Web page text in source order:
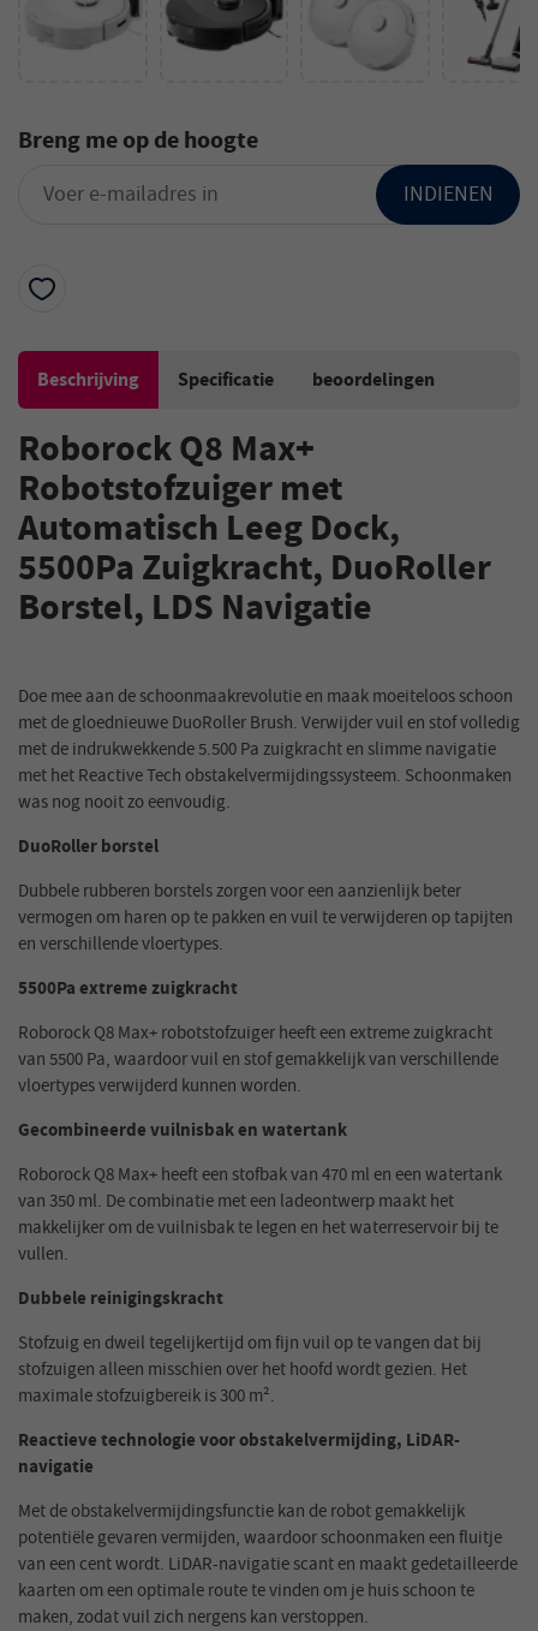
Breng me op de hoogte
INDIENEN
Beschrijving Specificatie beoordelingen
Roborock Q8 Max+
Robotstofzuiger met
Automatisch Leeg Dock,
5500Pa Zuigkracht, DuoRoller
Borstel, LDS Navigatie
Doe mee aan de schoonmaakrevolutie en maak moeiteloos schoon
met de gloednieuwe DuoRoller Brush. Verwijder vuil en stof volledig
met de indrukwekkende 5.500 Pa zuigkracht en slimme navigatie
met het Reactive Tech obstakelvermijdingssysteem. Schoonmaken
was nog nooit zo eenvoudig.
DuoRoller borstel
Dubbele rubberen borstels zorgen voor een aanzienlijk beter
vermogen om haren op te pakken en vuil te verwijderen op tapijten
en verschillende vloertypes.
5500Pa extreme zuigkracht
Roborock Q8 Max+ robotstofzuiger heeft een extreme zuigkracht
van 5500 Pa, waardoor vuil en stof gemakkelijk van verschillende
vloertypes verwijderd kunnen worden.
Gecombineerde vuilnisbak en watertank
Roborock Q8 Max+ heeft een stofbak van 470 ml en een watertank
van 350 ml. De combinatie met een ladeontwerp maakt het
makkelijker om de vuilnisbak te legen en het waterreservoir bij te
vullen.
Dubbele reinigingskracht
Stofzuig en dweil tegelijkertijd om fijn vuil op te vangen dat bij
stofzuigen alleen misschien over het hoofd wordt gezien. Het
maximale stofzuigbereik is 300 m².
Reactieve technologie voor obstakelvermijding, LiDAR-
navigatie
Met de obstakelvermijdingsfunctie kan de robot gemakkelijk
potentiële gevaren vermijden, waardoor schoonmaken een fluitje
van een cent wordt. LiDAR-navigatie scant en maakt gedetailleerde
kaarten om een optimale route te vinden om je huis schoon te
maken, zodat vuil zich nergens kan verstoppen.